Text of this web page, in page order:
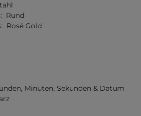
Rund
Rosé Gold
Minuten, Sekunden & Datum